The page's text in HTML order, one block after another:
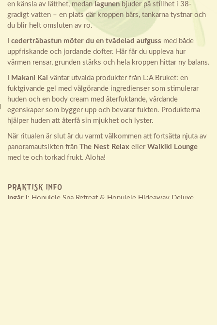
en känsla av lätthet, medan lagunen bjuder på stillhet i 38-
gradigt vatten – en plats där kroppen bärs, tankarna tystnar och
du blir helt omsluten av ro.
cederträbastun möter du en tvådelad aufguss med både
uppfriskande och jordande dofter. Här får du uppleva hur
värmen rensar, grunden stärks och hela kroppen hittar ny balans.
Makani Kai väntar utvalda produkter från L:A Bruket: en
fuktgivande gel med välgörande ingredienser som stimulerar
huden och en body cream med återfuktande, vårdande
egenskaper som bygger upp och bevarar fukten. Produkterna
hjälper huden att återfå sin mjukhet och lyster.
När ritualen är slut är du varmt välkommen att fortsätta njuta av
panoramautsikten från The Nest Relax eller Waikiki Lounge
med te och torkad frukt. Aloha!
PRAKTISK INFO
Ingår i: Honulele Spa Retreat & Honulele Hideaway Deluxe